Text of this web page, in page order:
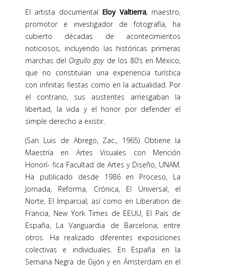
El artista documental Eloy Valtierra, maestro,
promotor e investigador de fotografía, ha
cubierto décadas de acontecimientos
noticiosos, incluyendo las históricas primeras
marchas del Orgullo gay de los 80’s en México,
que no constituían una experiencia turística
con infinitas fiestas como en la actualidad. Por
el contrario, sus asistentes arriesgaban la
libertad, la vida y el honor por defender el
simple derecho a existir.
(San Luis de Abrego, Zac., 1965) Obtiene la
Maestría en Artes Visuales con Mención
Honorí- fica Facultad de Artes y Diseño, UNAM.
Ha publicado desde 1986 en Proceso, La
Jornada, Reforma, Crónica, El Universal, el
Norte, El Imparcial; así como en Liberation de
Francia, New York Times de EEUU, El País de
España, La Vanguardia de Barcelona; entre
otros. Ha realizado diferentes exposiciones
colectivas e individuales. En España en la
Semana Negra de Gijón y en Ámsterdam en el